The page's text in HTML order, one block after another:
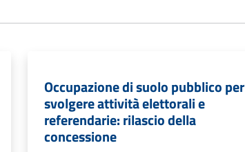
Occupazione di suolo pubblico per
svolgere attività elettorali e
referendarie: rilascio della
concessione